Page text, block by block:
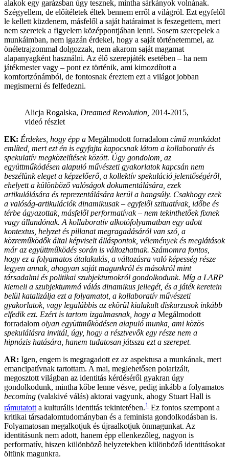
alakok egy garázsban úgy tesznek, mintha sárkányok volnának.
Szégyellem, de előítéletek éltek bennem erről a világról. Ezt egyfelől
le kellett küzdenem, másfelől a saját határaimat is feszegettem, mert
nem szeretek a figyelem középpontjában lenni. Sosem szerepelek a
munkáimban, nem igazán érdekel, hogy a saját történetemmel, az
önéletrajzommal dolgozzak, nem akarom saját magamat
alapanyagként használni. Az élő szerepjáték esetében – ha nem
játékmester vagy – pont ez történik, ami kimozdított a
komfortzónámból, de fontosnak éreztem ezt a világot jobban
megismerni és felfedezni.
Alicja Rogalska, Dreamed Revolution, 2014-2015,
videó részlet
EK: Érdekes, hogy épp a Megálmodott forradalom című munkádat
említed, mert ezt én is egyfajta kapocsnak látom a kollaboratív és
spekulatív megközelítések között. Úgy gondolom, az
együttműködésen alapuló művészeti gyakorlatok kapcsán nem
beszélünk eleget a képzelőerő, a kollektív spekuláció jelentőségéről,
ehelyett a különböző valóságok dokumentálására, ezek
artikulálására és reprezentálására kerül a hangsúly. Csakhogy ezek
a valóság-artikulációk dinamikusak – egyfelől szituatívak, időbe és
térbe ágyazottak, másfelől performatívak – nem tekinthetőek fixnek
vagy állandónak. A kollaboratív alkotófolyamatban egy adott
kontextus, helyzet és pillanat megragadásáról van szó, a
közreműködők által képviselt álláspontok, vélemények és meglátások
már az együttműködés során is változhatnak. Számomra fontos,
hogy ez a folyamatos átalakulás, a változásra való képesség része
legyen annak, ahogyan saját magunkról és másokról mint
társadalmi és politikai szubjektumokról gondolkodunk. Míg a LARP
kiemeli a szubjektummá válás dinamikus jellegét, és a játék keretein
belül katalizálja ezt a folyamatot, a kollaboratív művészeti
gyakorlatok, vagy legalábbis az ekörül kialakult diskurzusok inkább
elfedik ezt. Ezért is tartom izgalmasnak, hogy a Megálmodott
forradalom olyan együttműködésen alapuló munka, ami közös
spekulálásra invitál, úgy, hogy a résztvevők egy része nem a
hipnózis hatására, hanem tudatosan játssza ezt a szerepet.
AR: Igen, engem is megragadott ez az aspektusa a munkának, mert
emancipatívnak tartottam. A mai, meglehetősen polarizált,
megosztott világban az identitás kérdéséről gyakran úgy
gondolkodunk, mintha kőbe lenne vésve, pedig inkább a folyamatos
becoming (valakivé válás) aktorai vagyunk, ahogy Stuart Hall is
rámutatott a kulturális identitás tekintetében.1 Ez fontos szempont a
kritikai társadalomtudományban és a feminista gondolkodásban is.
Folyamatosan megalkotjuk és újraalkotjuk önmagunkat. Az
identitásunk nem adott, hanem épp ellenkezőleg, nagyon is
performatív, hiszen különböző helyzetekben különböző identitásokat
öltünk magunkra.